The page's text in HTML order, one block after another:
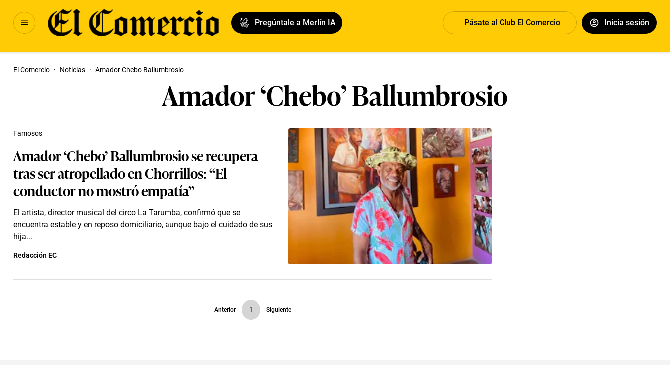
Pregúntale a Merlín IA Pásate al Club El Comercio Inicia sesión
El Comercio · Noticias · Amador Chebo Ballumbrosio
Amador ‘Chebo’ Ballumbrosio
Amador ‘Chebo’ Ballumbrosio se recupera
tras ser atropellado en Chorrillos: “El
conductor no mostró empatía”
El artista, director musical del circo La Tarumba, confirmó que se
encuentra estable y en reposo domiciliario, aunque bajo el cuidado de sus
hija...
Famosos
Redacción EC
Anterior 1 Siguiente